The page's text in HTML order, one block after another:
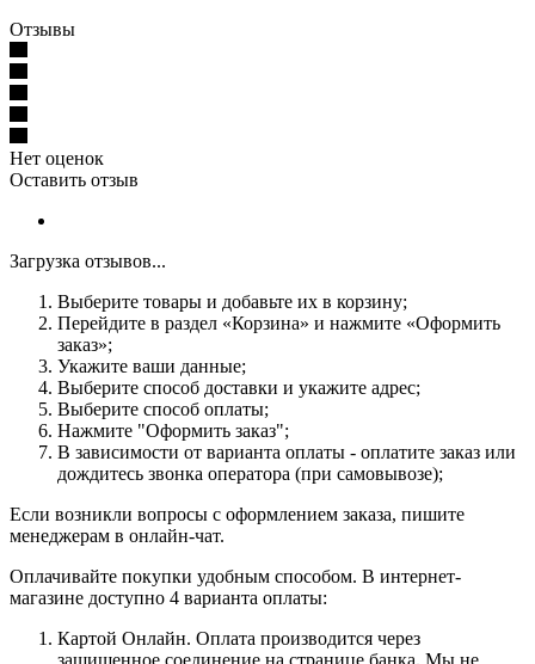
Отзывы
Нет оценок
Оставить отзыв
Загрузка отзывов...
Выберите товары и добавьте их в корзину;
Перейдите в раздел «Корзина» и нажмите «Оформить
заказ»;
Укажите ваши данные;
Выберите способ доставки и укажите адрес;
Выберите способ оплаты;
Нажмите "Оформить заказ";
В зависимости от варианта оплаты - оплатите заказ или
дождитесь звонка оператора (при самовывозе);
Если возникли вопросы с оформлением заказа, пишите
менеджерам в онлайн-чат.
Оплачивайте покупки удобным способом. В интернет-
магазине доступно 4 варианта оплаты:
Картой Онлайн. Оплата производится через
защищенное соединение на странице банка. Мы не